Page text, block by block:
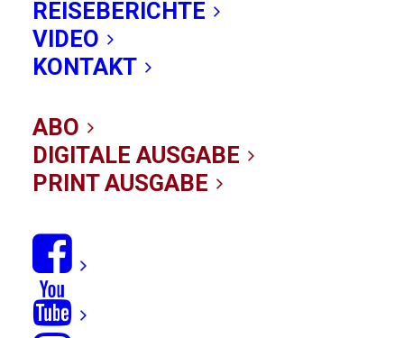
REISEBERICHTE
VIDEO
KONTAKT
ABO
DIGITALE AUSGABE
PRINT AUSGABE
neoprenanzug